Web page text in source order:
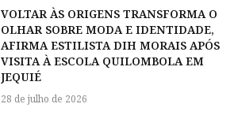
VOLTAR ÀS ORIGENS TRANSFORMA O
OLHAR SOBRE MODA E IDENTIDADE,
AFIRMA ESTILISTA DIH MORAIS APÓS
VISITA À ESCOLA QUILOMBOLA EM
JEQUIÉ
28 de julho de 2026